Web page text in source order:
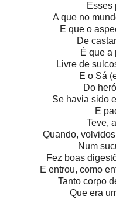
Esses
A que no
E que o
De
É que a
Livre de
E o Sá
Do
Se havia sido
E
Teve,
Quando,
Num
Fez boas
E entrou, como
Tanto corpo
Que era